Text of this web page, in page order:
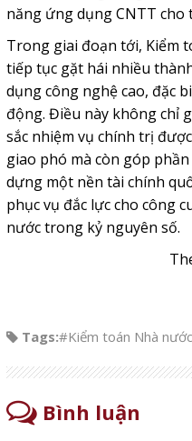
năng ứng dụng CNTT cho
Trong giai đoạn tới, Kiểm
tiếp tục gặt hái nhiều
dụng công nghệ cao, đặc
động. Điều này không chỉ
sắc nhiệm vụ chính trị
giao phó mà còn góp
dựng một nền tài chính
phục vụ đắc lực cho công
nước trong kỷ nguyên số.
Tags:#Kiểm toán Nhà nước
Bình luận